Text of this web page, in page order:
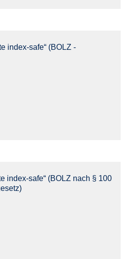
index-safe“ (BOLZ -
index-safe“ (BOLZ nach § 100